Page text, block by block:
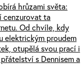
hrůzami světa:
cenzurovat ta
Od chvíle, kdy
elektrickým proudem
otupělá svou prací i
s Dennisem a